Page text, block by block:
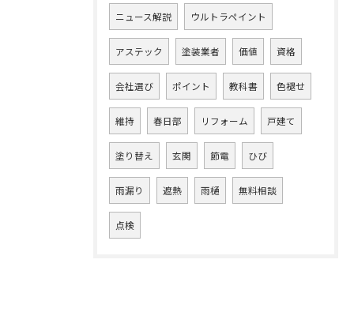
ニュース解説 ウルトラペイント
アステック 塗装業者 価値 資格
会社選び ポイント 教科書 色褪せ
維持 春日部 リフォーム 戸建て
塗り替え 玄関 節電 ひび
雨漏り 遮熱 雨樋 無料相談
点検